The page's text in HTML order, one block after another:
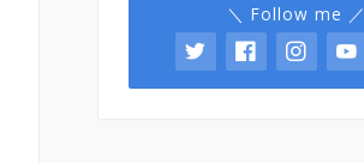
＼ Follow me ／